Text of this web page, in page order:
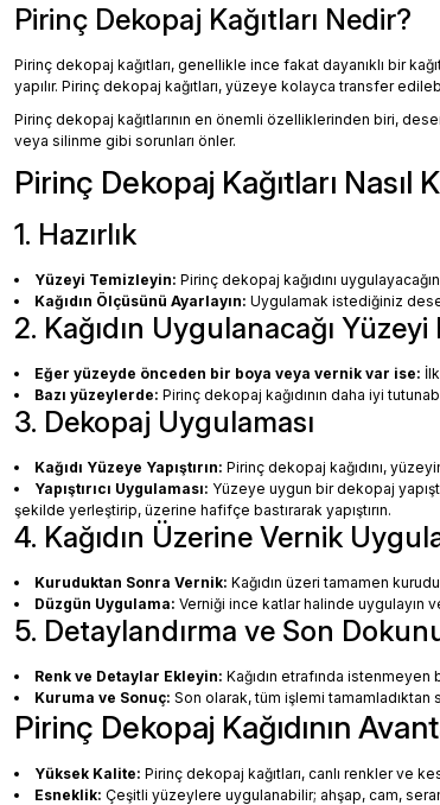
Pirinç Dekopaj Kağıtları Nedir?
Pirinç dekopaj kağıtları, genellikle ince fakat dayanıklı bir
yapılır. Pirinç dekopaj kağıtları, yüzeye kolayca transfer
Pirinç dekopaj kağıtlarının en önemli özelliklerinden biri,
veya silinme gibi sorunları önler.
Pirinç Dekopaj Kağıtları Nasıl
1. Hazırlık
Yüzeyi Temizleyin: Pirinç dekopaj kağıdını
Kağıdın Ölçüsünü Ayarlayın: Uygulamak istediğiniz
2. Kağıdın Uygulanacağı Yüzeyi
Eğer yüzeyde önceden bir boya veya vernik var ise:
Bazı yüzeylerde: Pirinç dekopaj kağıdının daha iyi
3. Dekopaj Uygulaması
Kağıdı Yüzeye Yapıştırın: Pirinç dekopaj kağıdını,
Yapıştırıcı Uygulaması: Yüzeye uygun bir dekopaj
şekilde yerleştirip, üzerine hafifçe bastırarak yapıştırın.
4. Kağıdın Üzerine Vernik
Kuruduktan Sonra Vernik: Kağıdın üzeri tamamen
Düzgün Uygulama: Verniği ince katlar halinde uygulayın
5. Detaylandırma ve Son
Renk ve Detaylar Ekleyin: Kağıdın etrafında
Kuruma ve Sonuç: Son olarak, tüm işlemi tamamladıktan
Pirinç Dekopaj Kağıdının
Yüksek Kalite: Pirinç dekopaj kağıtları, canlı renkler ve
Esneklik: Çeşitli yüzeylere uygulanabilir; ahşap, cam,